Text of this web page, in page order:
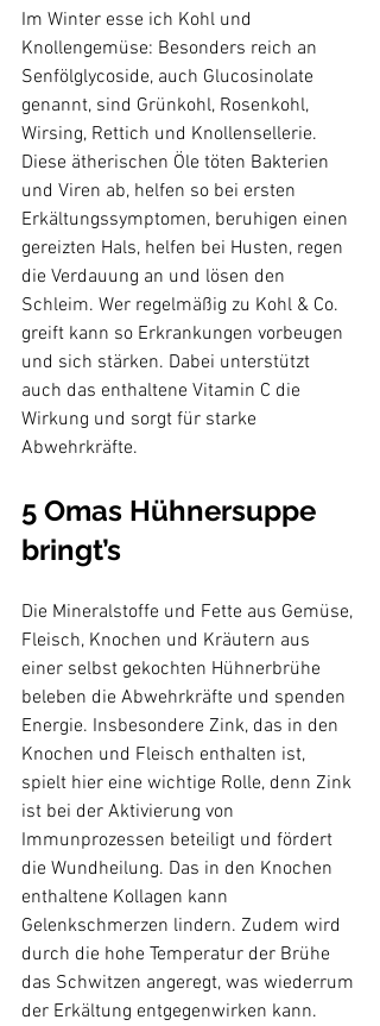
Im Winter esse ich Kohl und
Knollengemüse: Besonders reich an
Senfölglycoside, auch Glucosinolate
genannt, sind Grünkohl, Rosenkohl,
Wirsing, Rettich und Knollensellerie.
Diese ätherischen Öle töten Bakterien
und Viren ab, helfen so bei ersten
Erkältungssymptomen, beruhigen einen
gereizten Hals, helfen bei Husten, regen
die Verdauung an und lösen den
Schleim. Wer regelmäßig zu Kohl & Co.
greift kann so Erkrankungen vorbeugen
und sich stärken. Dabei unterstützt
auch das enthaltene Vitamin C die
Wirkung und sorgt für starke
5 Omas Hühnersuppe
bringt’s
Die Mineralstoffe und Fette aus Gemüse,
Fleisch, Knochen und Kräutern aus
einer selbst gekochten Hühnerbrühe
beleben die Abwehrkräfte und spenden
Energie. Insbesondere Zink, das in den
Knochen und Fleisch enthalten ist,
spielt hier eine wichtige Rolle, denn Zink
ist bei der Aktivierung von
Immunprozessen beteiligt und fördert
die Wundheilung. Das in den Knochen
enthaltene Kollagen kann
Gelenkschmerzen lindern. Zudem wird
durch die hohe Temperatur der Brühe
das Schwitzen angeregt, was wiederrum